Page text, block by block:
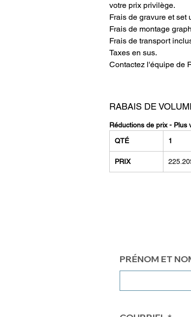
votre prix privilège.
Frais de gravure et set
Frais de montage
Frais de transport
Taxes en sus.
Contactez l'équipe de
RABAIS DE
Réductions de prix - Plus
QTÉ
1
PRIX
PRÉNOM ET